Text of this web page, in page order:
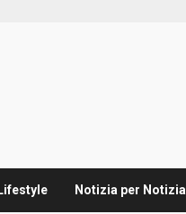
Lifestyle Notizia per Notizia